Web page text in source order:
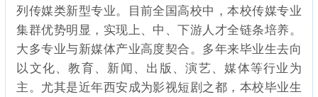
列传媒类新型专业。目前全国高校中，本校传媒专业
集群优势明显，实现上、中、下游人才全链条培养。
大多专业与新媒体产业高度契合。多年来毕业生去向
以文化、教育、新闻、出版、演艺、媒体等行业为
主。尤其是近年西安成为影视短剧之都，本校毕业生